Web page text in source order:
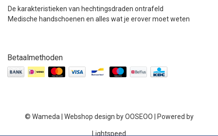
De karakteristieken van hechtingsdraden ontrafeld
Medische handschoenen en alles wat je erover moet weten
Betaalmethoden
© Wameda | Webshop design byOOSEOO | Powered by
Lightspeed